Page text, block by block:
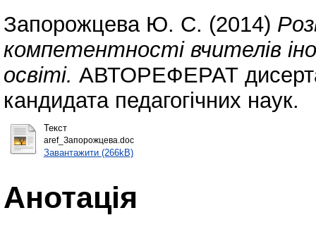
Запорожцева Ю. С. (2014)
компетентності вчителів
освіті. АВТОРЕФЕРАТ
кандидата педагогічних наук.
Текст
aref_Запорожцева.doc
Завантажити (266kB)
Анотація